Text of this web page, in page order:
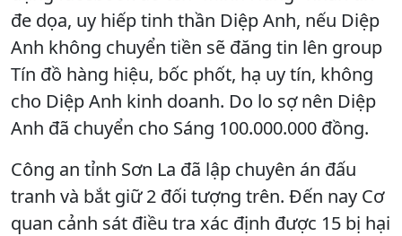
đe dọa, uy hiếp tinh thần Diệp Anh, nếu Diệp
Anh không chuyển tiền sẽ đăng tin lên group
Tín đồ hàng hiệu, bốc phốt, hạ uy tín, không
cho Diệp Anh kinh doanh. Do lo sợ nên Diệp
Anh đã chuyển cho Sáng 100.000.000 đồng.
Công an tỉnh Sơn La đã lập chuyên án đấu
tranh và bắt giữ 2 đối tượng trên. Đến nay Cơ
quan cảnh sát điều tra xác định được 15 bị hại